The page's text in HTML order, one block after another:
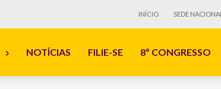
INÍCIO SEDE
NOTÍCIAS FILIE-SE 8º CONGRESSO